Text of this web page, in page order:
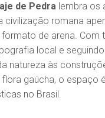
de Pedra lembra os
civilização romana
de arena. Com
local e
natureza às
gaúcha, o espaço
no Brasil.